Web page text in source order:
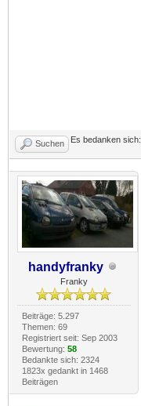
Suchen Es bedanken sich:
handyfranky
Franky
Beiträge: 5.297
Themen: 69
Registriert seit: Sep 2003
Bewertung: 58
Bedankte sich: 2324
1823x gedankt in 1468
Beiträgen